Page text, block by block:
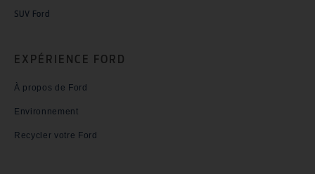
SUV Ford
EXPÉRIENCE FORD
À propos de Ford
Environnement
Recycler votre Ford